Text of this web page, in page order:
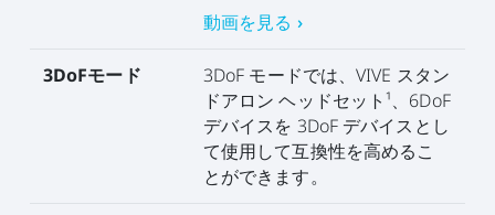
動画を見る ›
3DoFモード
3DoF モードでは、VIVE スタン
ドアロン ヘッドセット¹、6DoF
デバイスを 3DoF デバイスとし
て使用して互換性を高めるこ
とができます。